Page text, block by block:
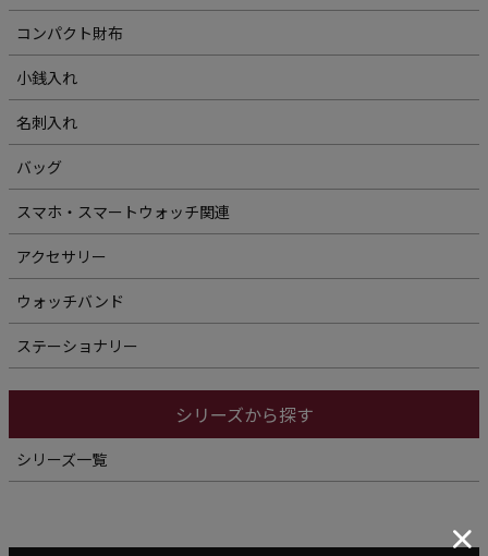
コンパクト財布
小銭入れ
名刺入れ
バッグ
スマホ・スマートウォッチ関連
アクセサリー
ウォッチバンド
ステーショナリー
シリーズから探す
シリーズ一覧